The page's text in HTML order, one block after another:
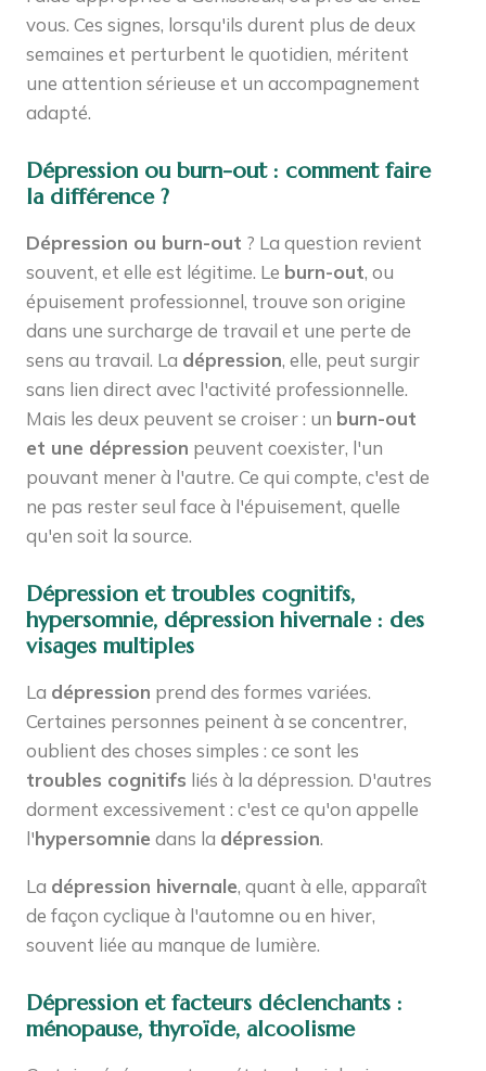
vous. Ces signes, lorsqu'ils durent plus de deux
semaines et perturbent le quotidien, méritent
une attention sérieuse et un accompagnement
adapté.
Dépression ou burn-out : comment faire
la différence ?
Dépression ou burn-out ? La question revient
souvent, et elle est légitime. Le burn-out, ou
épuisement professionnel, trouve son origine
dans une surcharge de travail et une perte de
sens au travail. La dépression, elle, peut surgir
sans lien direct avec l'activité professionnelle.
Mais les deux peuvent se croiser : un burn-out
et une dépression peuvent coexister, l'un
pouvant mener à l'autre. Ce qui compte, c'est de
ne pas rester seul face à l'épuisement, quelle
qu'en soit la source.
Dépression et troubles cognitifs,
hypersomnie, dépression hivernale : des
visages multiples
La dépression prend des formes variées.
Certaines personnes peinent à se concentrer,
oublient des choses simples : ce sont les
troubles cognitifs liés à la dépression. D'autres
dorment excessivement : c'est ce qu'on appelle
l'hypersomnie dans la dépression.
La dépression hivernale, quant à elle, apparaît
de façon cyclique à l'automne ou en hiver,
souvent liée au manque de lumière.
Dépression et facteurs déclenchants :
ménopause, thyroïde, alcoolisme